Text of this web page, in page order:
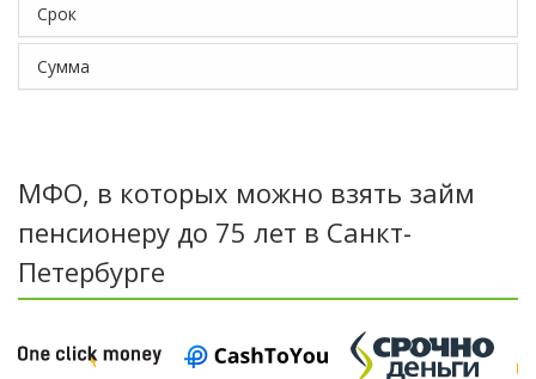
Срок
Сумма
МФО, в которых можно взять займ
пенсионеру до 75 лет в Санкт-
Петербурге